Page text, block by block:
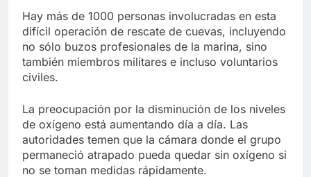
Hay más de 1000 personas involucradas en esta
difícil operación de rescate de cuevas, incluyendo
no sólo buzos profesionales de la marina, sino
también miembros militares e incluso voluntarios
civiles.
La preocupación por la disminución de los niveles
de oxígeno está aumentando día a día. Las
autoridades temen que la cámara donde el grupo
permaneció atrapado pueda quedar sin oxígeno si
no se toman medidas rápidamente.